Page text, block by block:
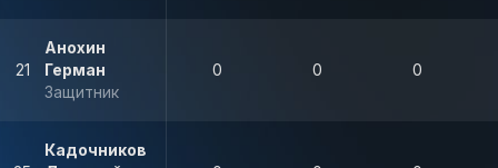
21
Анохин
Герман
Защитник
0 0 0
Кадочников